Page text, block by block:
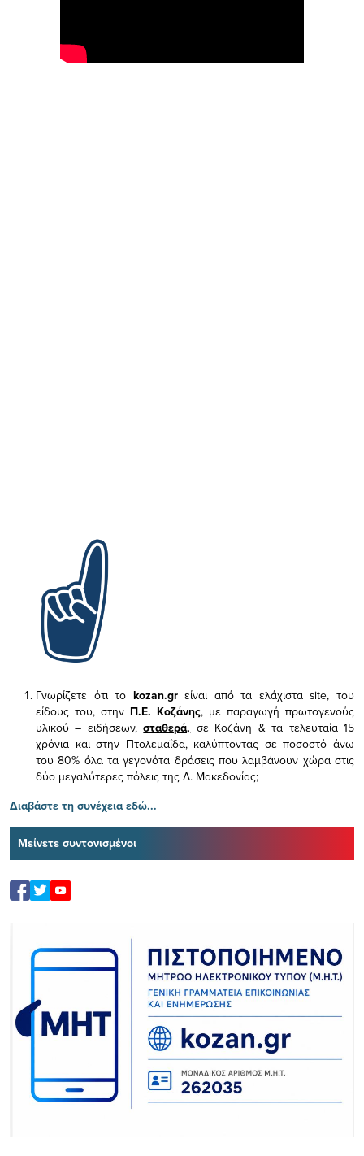
Γνωρίζετε ότι το kozan.gr είναι από τα ελάχισταsite, του
είδους του, στην Π.Ε. Κοζάνης, με παραγωγή πρωτογενούς
υλικού – ειδήσεων,σταθερά, σε Κοζάνη & τα τελευταία 15
χρόνια και στην Πτολεμαΐδα, καλύπτοντας σε ποσοστό άνω
του 80% όλα τα γεγονότα δράσεις που λαμβάνουν χώρα στις
δύο μεγαλύτερες πόλεις της Δ. Μακεδονίας;
Διαβάστε τη συνέχεια εδώ...
Μείνετε συντονισμένοι